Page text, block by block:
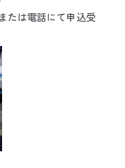
は電話にて申込受